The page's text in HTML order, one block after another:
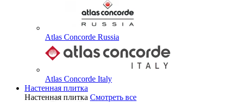
Atlas Concorde Russia
Atlas Concorde Italy
Настенная плитка
Настенная плитка Смотреть все